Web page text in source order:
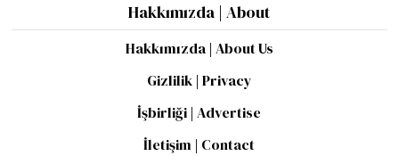
Hakkımızda | About
Hakkımızda | About Us
Gizlilik | Privacy
İşbirliği | Advertise
İletişim | Contact